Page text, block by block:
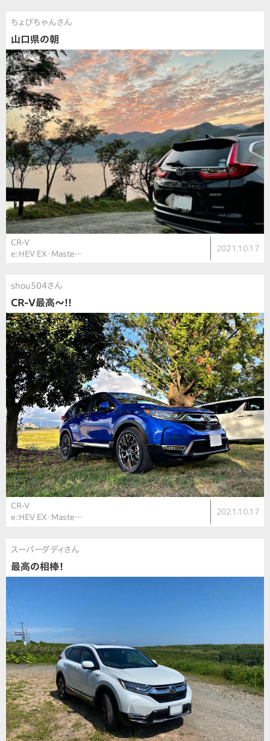
ちょびちゃんさん
山口県の朝
CR-V
e:HEV EX・Maste…
2021.10.17
shou504さん
CR-V最高〜!!
CR-V
e:HEV EX・Maste…
2021.10.17
スーパーダディさん
最高の相棒！